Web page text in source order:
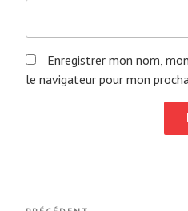
Enregistrer mon nom,
le navigateur pour mon